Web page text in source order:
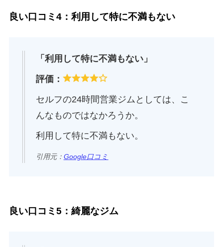
良い口コミ4：利用して特に不満もない
「利用して特に不満もない」
評価：
セルフの24時間営業ジムとしては、こ
んなものではなかろうか。
利用して特に不満もない。
引用元： Google口コミ
良い口コミ5：綺麗なジム